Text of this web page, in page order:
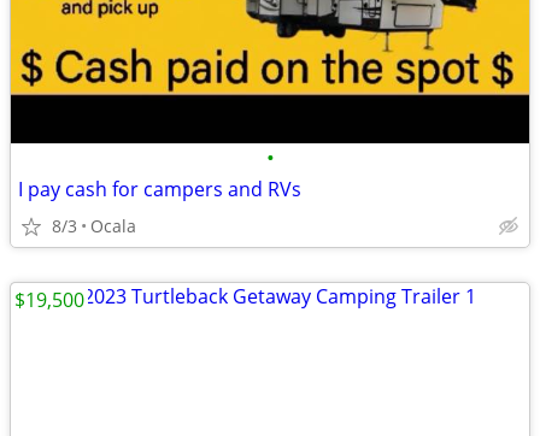
•
I pay cash for campers and RVs
8/3 Ocala
$19,500